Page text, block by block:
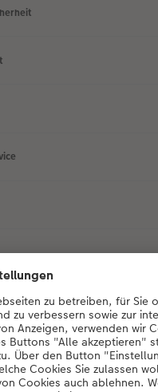
oder der Bestellung
von 8:00 – 20:00 Uhr und
(gesetzliche Feiertage
044 499 10 36
DE| FR|IT